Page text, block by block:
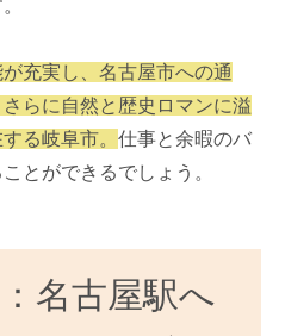
充実し、名古屋市への通
らに自然と歴史ロマンに溢
る岐阜市。 仕事と余暇のバ
とができるでしょう。
名古屋駅へ